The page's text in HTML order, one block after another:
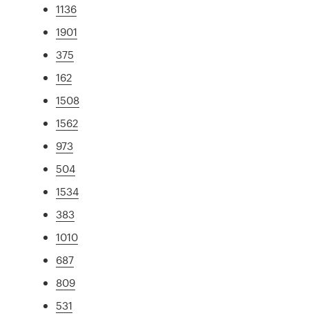
1136
1901
375
162
1508
1562
973
504
1534
383
1010
687
809
531